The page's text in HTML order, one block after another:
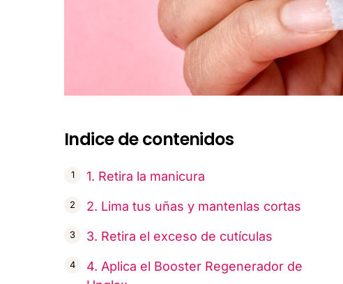
Indice de contenidos
1. Retira la manicura
2. Lima tus uñas y mantenlas cortas
3. Retira el exceso de cutículas
4. Aplica el Booster Regenerador de